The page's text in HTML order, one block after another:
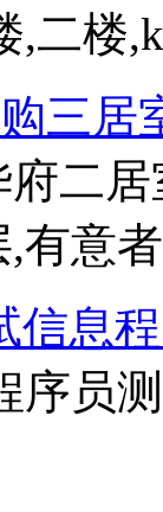
二楼
三居
二
有意
信息
序员